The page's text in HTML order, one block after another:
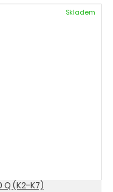
Skladem
(K2-K7)